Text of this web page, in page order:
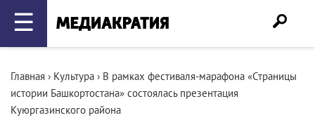
☰
Главная › Культура › В рамках фестиваля-марафона «Страницы
истории Башкортостана» состоялась презентация
Куюргазинского района